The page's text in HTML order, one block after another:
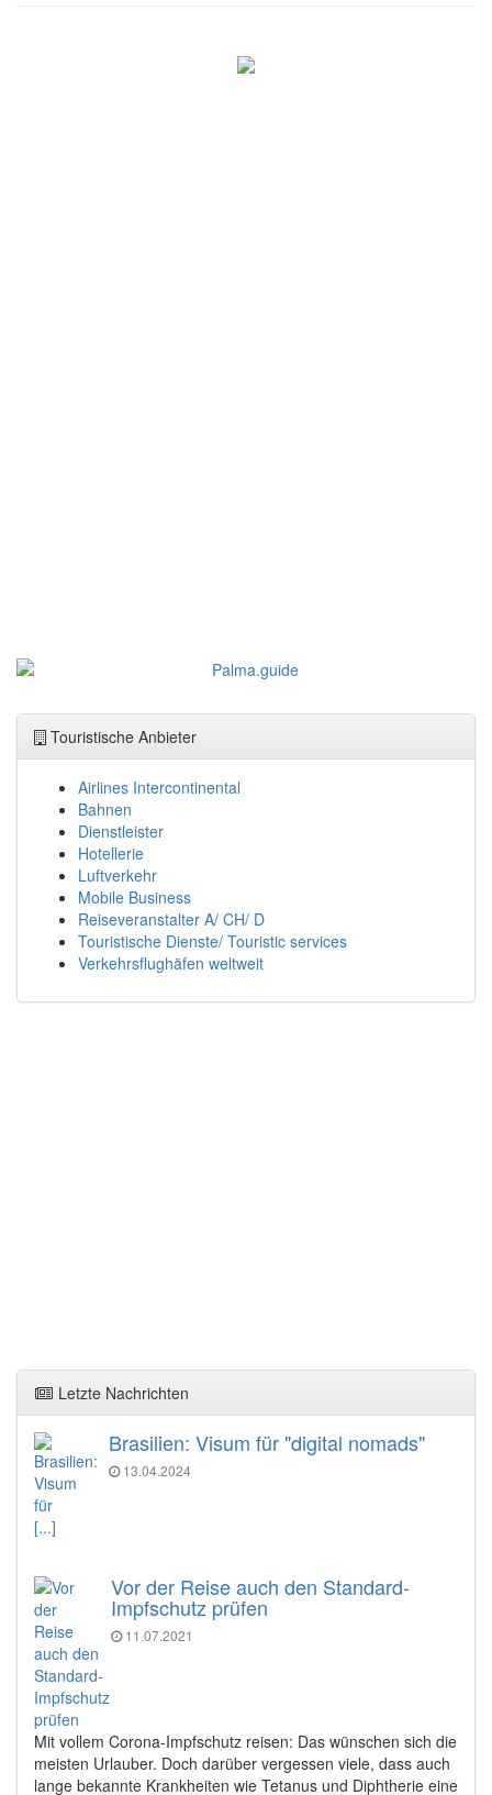
Touristische Anbieter
Airlines Intercontinental
Bahnen
Dienstleister
Hotellerie
Luftverkehr
Mobile Business
Reiseveranstalter A/ CH/ D
Touristische Dienste/ Touristic services
Verkehrsflughäfen weltweit
Letzte Nachrichten
Brasilien: Visum für "digital nomads"
13.04.2024
[...]
Vor der Reise auch den Standard-
Impfschutz prüfen
11.07.2021
Mit vollem Corona-Impfschutz reisen: Das wünschen sich die
meisten Urlauber. Doch darüber vergessen viele, dass auch
lange bekannte Krankheiten wie Tetanus und Diphtherie eine